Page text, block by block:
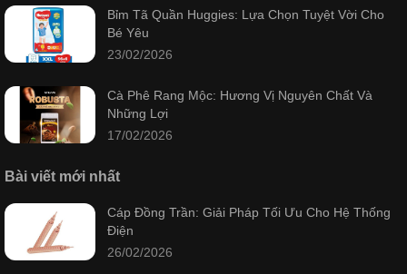
Bỉm Tã Quần Huggies: Lựa Chọn Tuyệt Vời Cho
Bé Yêu
23/02/2026
Cà Phê Rang Mộc: Hương Vị Nguyên Chất Và
Những Lợi
17/02/2026
Bài viết mới nhất
Cáp Đồng Trần: Giải Pháp Tối Ưu Cho Hệ Thống
Điện
26/02/2026